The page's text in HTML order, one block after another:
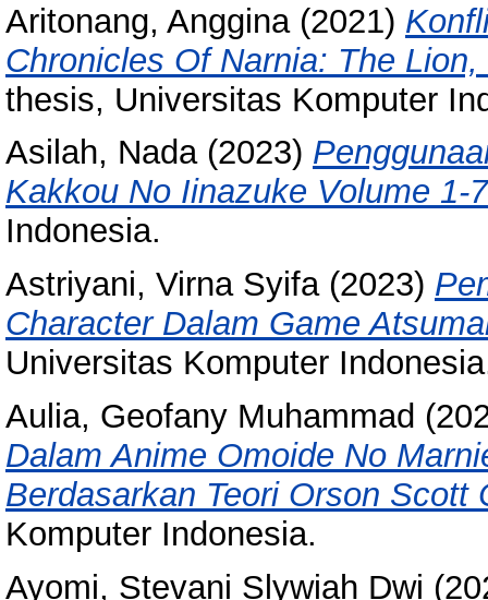
Aritonang, Anggina(2021)
Chronicles Of Narnia: The
thesis, Universitas Komputer
Asilah, Nada(2023)
Kakkou No Iinazuke Volume 1-
Indonesia.
Astriyani, Virna Syifa(2023)
Character Dalam Game
Universitas Komputer
Aulia, Geofany Muhammad
Dalam Anime Omoide No
Berdasarkan Teori Orson Scott
Komputer Indonesia.
Ayomi, Stevani Slywiah Dwi